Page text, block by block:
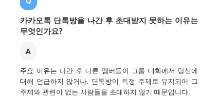
카카오톡 단톡방을 나간 후 초대받지 못하는 이유는
무엇인가요?
A
주요 이유는 나간 후 다른 멤버들이 그룹 대화에서 당신에
대해 언급하지 않거나, 단톡방이 특정 주제로 유지되어 그
주제와 관련이 없는 사람들을 초대하지 않기 때문입니다.